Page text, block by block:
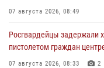
07 августа 2026, 08:49
Росгвардейцы задержали
пистолетом граждан
07 августа 2026, 08:33 2